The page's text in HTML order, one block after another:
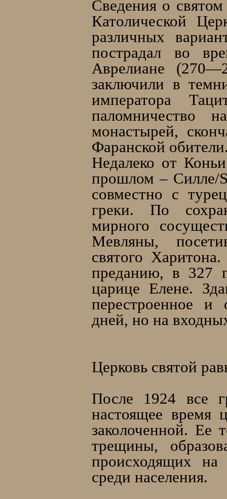
Сведения о
Католической
различных
пострадал во
Аврелиане
заключили в
императора
паломничество
монастырей,
Фаранской
Недалеко от
прошлом – Силле/
совместно с
греки. По
мирного
Мевляны,
святого
преданию, в 327
царице Елене.
перестроенное и
дней, но на
Церковь святой
После 1924 все
настоящее время
заколоченной. Ее
трещины,
происходящих
среди населения.